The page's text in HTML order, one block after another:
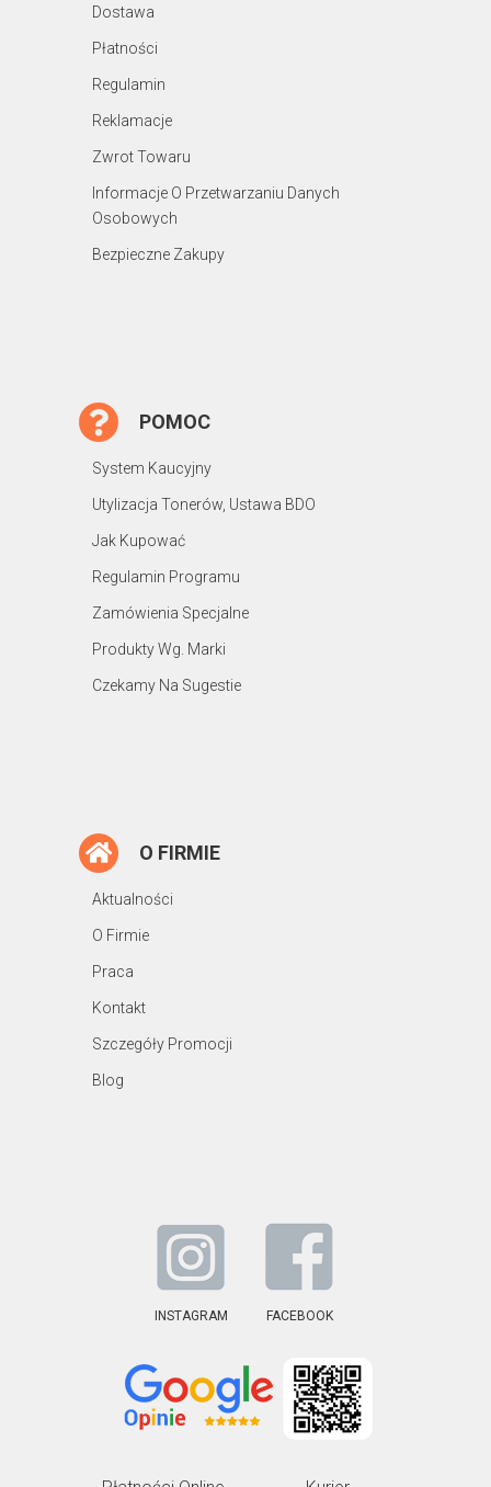
Dostawa
Płatności
Regulamin
Reklamacje
Zwrot Towaru
Informacje O Przetwarzaniu Danych
Osobowych
Bezpieczne Zakupy
POMOC
System Kaucyjny
Utylizacja Tonerów, Ustawa BDO
Jak Kupować
Regulamin Programu
Zamówienia Specjalne
Produkty Wg. Marki
Czekamy Na Sugestie
O FIRMIE
Aktualności
O Firmie
Praca
Kontakt
Szczegóły Promocji
Blog
INSTAGRAM FACEBOOK